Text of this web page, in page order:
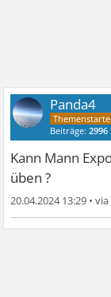
Panda4
Beiträge:2996
Kann Mann
üben ?
20.04.2024 13:29 •